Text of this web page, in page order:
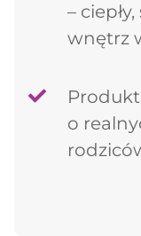
–
wnętrz
o